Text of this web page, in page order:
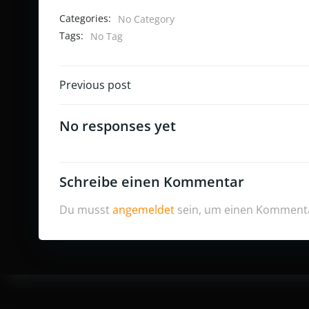
Categories:
No Category
Tags:
No Tag
Post
navigation
Previous post
No responses yet
Schreibe einen Kommentar
Du musstangemeldet sein, um einen